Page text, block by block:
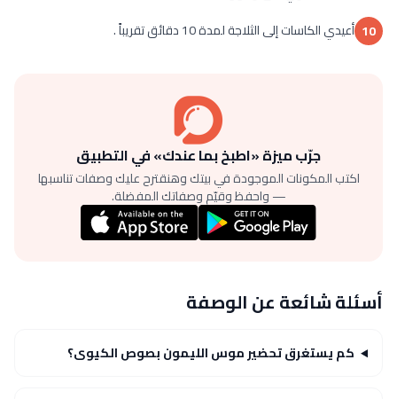
10 أعيدي الكاسات إلى الثلاجة لمدة 10 دقائق تقريباً .
جرّب ميزة «اطبخ بما عندك» في التطبيق
اكتب المكونات الموجودة في بيتك وهنقترح عليك وصفات تناسبها
— واحفظ وقيّم وصفاتك المفضلة.
أسئلة شائعة عن الوصفة
كم يستغرق تحضير موس الليمون بصوص الكيوى؟